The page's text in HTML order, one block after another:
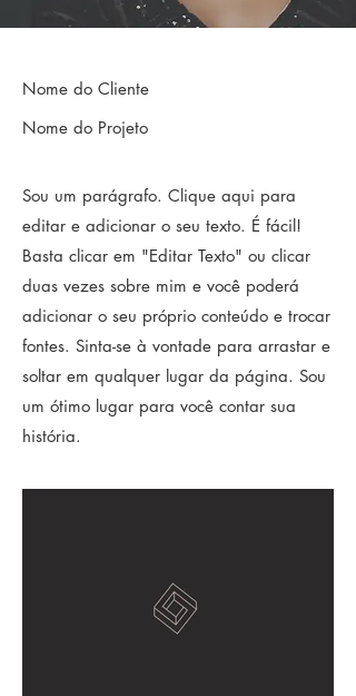
Sou um parágrafo. Clique aqui para
editar e adicionar o seu texto. É fácil!
Basta clicar em "Editar Texto" ou clicar
duas vezes sobre mim e você poderá
adicionar o seu próprio conteúdo e trocar
fontes. Sinta-se à vontade para arrastar e
soltar em qualquer lugar da página. Sou
um ótimo lugar para você contar sua
história.
Nome do Cliente
Nome do Projeto